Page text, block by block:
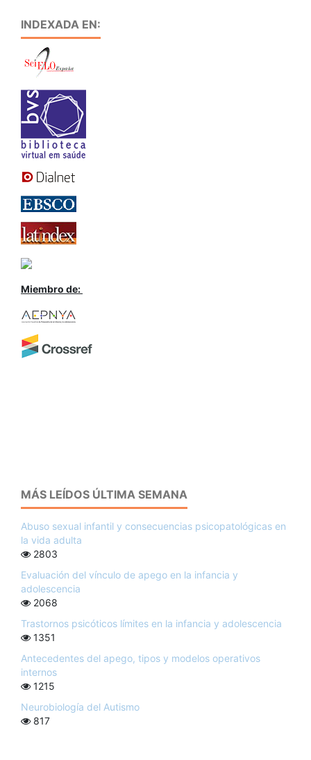
INDEXADA EN:
Miembro de:
MÁS LEÍDOS ÚLTIMA SEMANA
Abuso sexual infantil y consecuencias psicopatológicas en
la vida adulta
2803
Evaluación del vínculo de apego en la infancia y
adolescencia
2068
Trastornos psicóticos límites en la infancia y adolescencia
1351
Antecedentes del apego, tipos y modelos operativos
internos
1215
Neurobiología del Autismo
817